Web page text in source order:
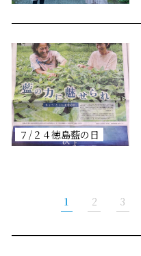
７/２４徳島藍の日
1 2 3